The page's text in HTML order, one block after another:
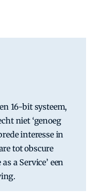
16-bit systeem,
niet ‘genoeg
interesse in
tot obscure
a Service’ een